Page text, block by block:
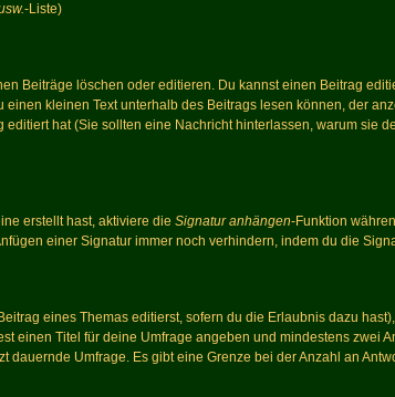
-Liste)
Beiträge löschen oder editieren. Du kannst einen Beitrag
kleinen Text unterhalb des Beitrags lesen können, der
hat (Sie sollten eine Nachricht hinterlassen, warum sie
erstellt hast, aktiviere die Signatur anhängen-Funktion
einer Signatur immer noch verhindern, indem du die
eines Themas editierst, sofern du die Erlaubnis dazu
einen Titel für deine Umfrage angeben und mindestens zwei
Umfrage. Es gibt eine Grenze bei der Anzahl an